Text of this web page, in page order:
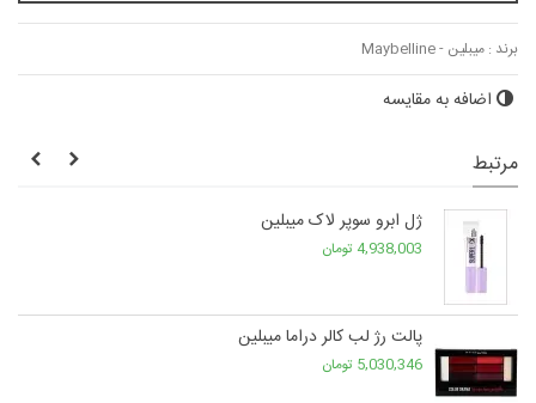
برند : میبلین - Maybelline
اضافه به مقایسه
مرتبط
ژل ابرو سوپر لاک میبلین
4,938,003 تومان
پالت رژ لب کالر دراما میبلین
5,030,346 تومان